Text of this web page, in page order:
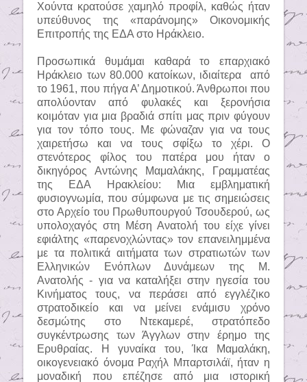
Χούντα κρατούσε χαμηλό προφίλ, καθώς ήταν
υπεύθυνος της «παράνομης» Οικονομικής
Επιτροπής της ΕΔΑ στο Ηράκλειο.
Προσωπικά θυμάμαι καθαρά το επαρχιακό
Ηράκλειο των 80.000 κατοίκων, ιδιαίτερα
από
το 1961, που πήγα Α’ Δημοτικού. Άνθρωποι που
απολύονταν από φυλακές και ξερονήσια
κοιμόταν για μια βραδιά σπίτι μας πριν φύγουν
για τον τόπο τους. Με φώναζαν για να τους
χαιρετήσω και να τους σφίξω το χέρι. Ο
στενότερος φίλος του πατέρα μου ήταν ο
δικηγόρος Αντώνης Μαμαλάκης, Γραμματέας
της ΕΔΑ Ηρακλείου: Μια εμβληματική
φυσιογνωμία, που σύμφωνα με τις σημειώσεις
στο Αρχείο του Πρωθυπουργού Τσουδερού, ως
υπολοχαγός στη Μέση Ανατολή του είχε γίνει
εφιάλτης «παρενοχλώντας» τον επανειλημμένα
με τα πολιτικά αιτήματα των στρατιωτών των
Ελληνικών Ενόπλων Δυνάμεων της Μ.
Ανατολής - για να καταλήξει στην ηγεσία του
Κινήματος τους, να περάσει από εγγλέζικο
στρατοδικείο και να μείνει ενάμισυ χρόνο
δεσμώτης στο Ντεκαμερέ, στρατόπεδο
συγκέντρωσης των Άγγλων στην έρημο της
Ερυθραίας. Η γυναίκα του, Ίκα Μαμαλάκη,
οικογενειακό όνομα Ραχήλ Μπαρτσιλάϊ, ήταν η
μοναδική που επέζησε από μια ιστορική